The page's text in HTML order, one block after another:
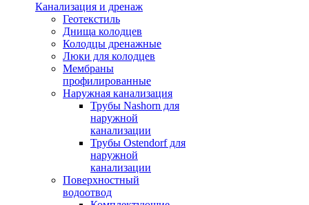
Канализация и дренаж
Геотекстиль
Днища колодцев
Колодцы дренажные
Люки для колодцев
Мембраны
профилированные
Наружная канализация
Трубы Nashorn для
наружной
канализации
Трубы Ostendorf для
наружной
канализации
Поверхностный
водоотвод